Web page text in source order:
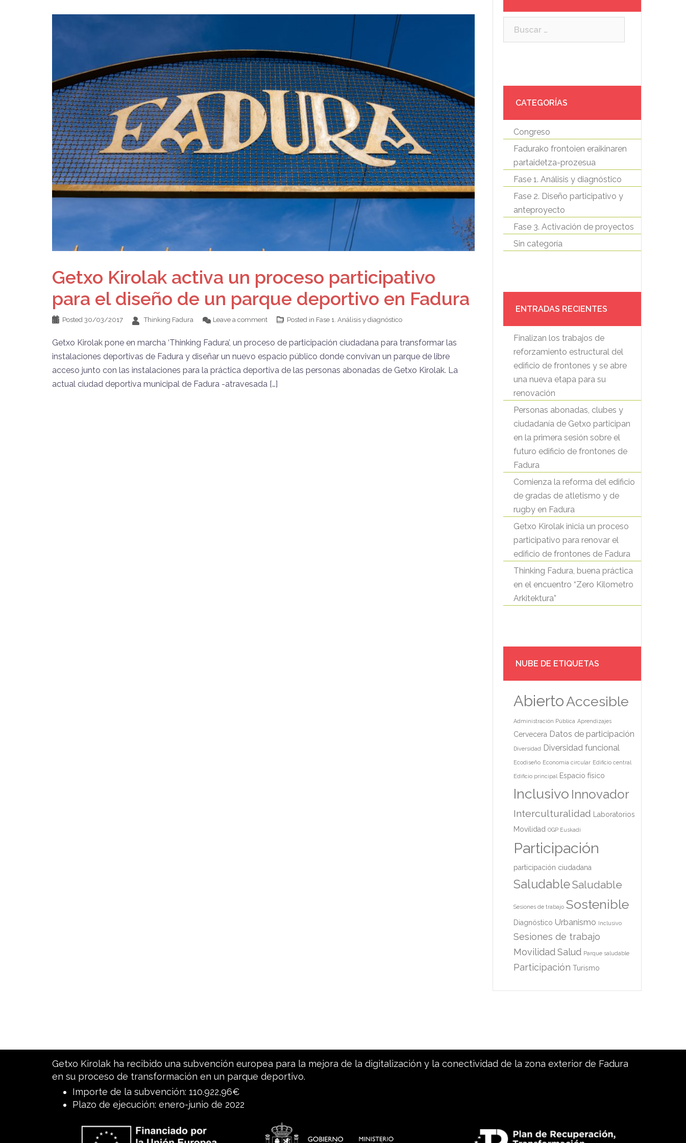
Getxo Kirolak activa un proceso participativo
para el diseño de un parque deportivo en Fadura
Posted 30/03/2017 Thinking Fadura Leave a comment Posted in Fase 1. Análisis y diagnóstico
Getxo Kirolak pone en marcha ‘Thinking Fadura’, un proceso de participación ciudadana para transformar las
instalaciones deportivas de Fadura y diseñar un nuevo espacio público donde convivan un parque de libre
acceso junto con las instalaciones para la práctica deportiva de las personas abonadas de Getxo Kirolak. La
actual ciudad deportiva municipal de Fadura -atravesada […]
CATEGORÍAS
Congreso
Fadurako frontoien eraikinaren
partaidetza-prozesua
Fase 1. Análisis y diagnóstico
Fase 2. Diseño participativo y
anteproyecto
Fase 3. Activación de proyectos
Sin categoría
ENTRADAS RECIENTES
Finalizan los trabajos de
reforzamiento estructural del
edificio de frontones y se abre
una nueva etapa para su
renovación
Personas abonadas, clubes y
ciudadanía de Getxo participan
en la primera sesión sobre el
futuro edificio de frontones de
Fadura
Comienza la reforma del edificio
de gradas de atletismo y de
rugby en Fadura
Getxo Kirolak inicia un proceso
participativo para renovar el
edificio de frontones de Fadura
Thinking Fadura, buena práctica
en el encuentro “Zero Kilometro
Arkitektura”
NUBE DE ETIQUETAS
AbiertoAccesible
Administración Pública Aprendizajes
Cervecera Datos de participación
Diversidad Diversidad funcional
Ecodiseño Economía circular Edificio central
Edificio principal Espacio físico
Inclusivo Innovador
Interculturalidad
Laboratorios
Movilidad OGP Euskadi
Participación
participación ciudadana
SaludableSaludable
Sesiones de trabajo Sostenible
Diagnóstico Urbanismo Inclusivo
Sesiones de trabajo
Movilidad Salud Parque saludable
Participación Turismo
Getxo Kirolak ha recibido una subvención europea para la mejora de la digitalización y la conectividad de la zona exterior de Fadura
en su proceso de transformación en un parque deportivo.
Importe de la subvención: 110.922,96€
Plazo de ejecución: enero-junio de 2022